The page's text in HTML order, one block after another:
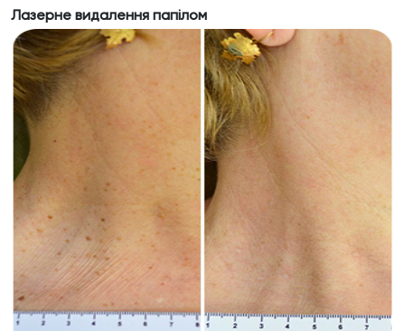
Лазерне видалення папілом